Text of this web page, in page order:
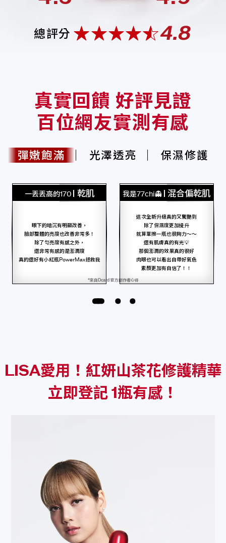
總評分 4.8
真實回饋 好評見證
百位網友實測有感
彈嫩飽滿 光澤透亮 保濕修護
一丟丟高的170 乾肌
眼下的暗沉有明顯改善，
臉部整體的亮度也改善非常多！
除了勻亮度有感之外，
還非常有感的是澎潤度
真的還好有小紅瓶PowerMax拯救我
我是77chi👻 混合偏乾肌
這次全新升級真的又驚艷到
除了保濕度更加提升
就算單擦一瓶也很夠力～～
還有肌膚真的有光💡
那個澎潤的效果真的很好
肉眼也可以看出自帶好氣色
素顏更加有自信了！！
*來自Dcard 官方創作者心得
LISA愛用！紅妍山茶花修護精華
立即登記 1瓶有感！